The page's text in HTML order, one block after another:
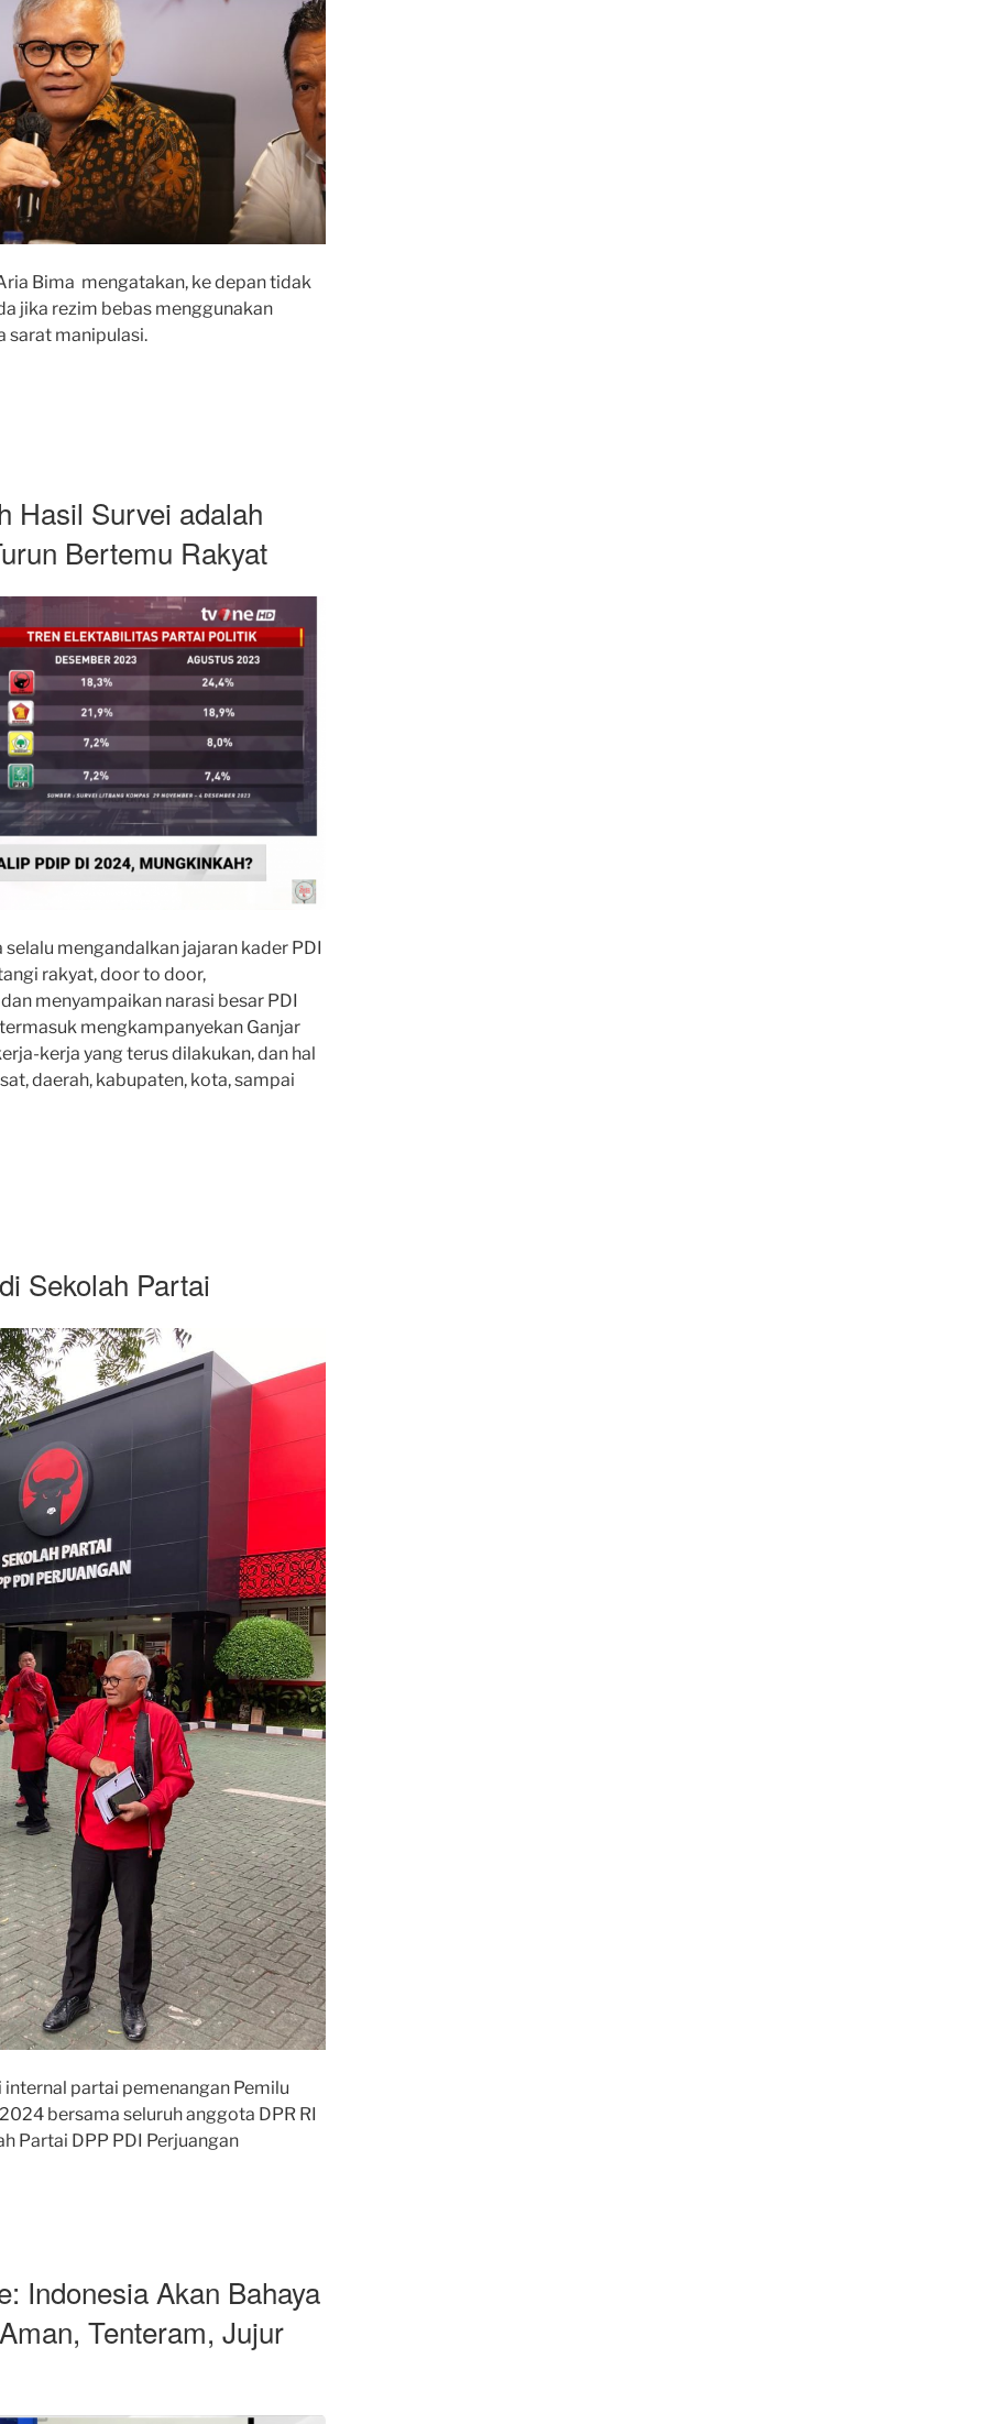
Bima mengatakan, ke depan tidak
jika rezim bebas menggunakan
sarat manipulasi.
Hasil Survei adalah
Bertemu Rakyat
mengandalkan jajaran kader PDI
rakyat, door to door,
menyampaikan narasi besar PDI
mengkampanyekan Ganjar
kerja yang terus dilakukan, dan hal
daerah, kabupaten, kota, sampai
Sekolah Partai
partai pemenangan Pemilu
bersama seluruh anggota DPR RI
Partai DPP PDI Perjuangan
Indonesia Akan Bahaya
Tenteram, Jujur